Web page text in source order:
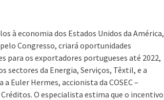
à economia dos Estados Unidos da América,
Congresso, criará oportunidades
para os exportadores portugueses até 2022,
sectores da Energia, Serviços, Têxtil, e a
Euler Hermes, accionista da COSEC –
O especialista estima que o incentivo